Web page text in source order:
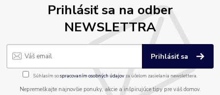
Prihlásiť sa na odber
NEWSLETTRA
Prihlásiť sa
Súhlasím sospracovaním osobných údajov za účelom zasielania newslettera.
Nepremeškajte najnovšie ponuky, akcie a inšpirujúce tipy pre váš domov.